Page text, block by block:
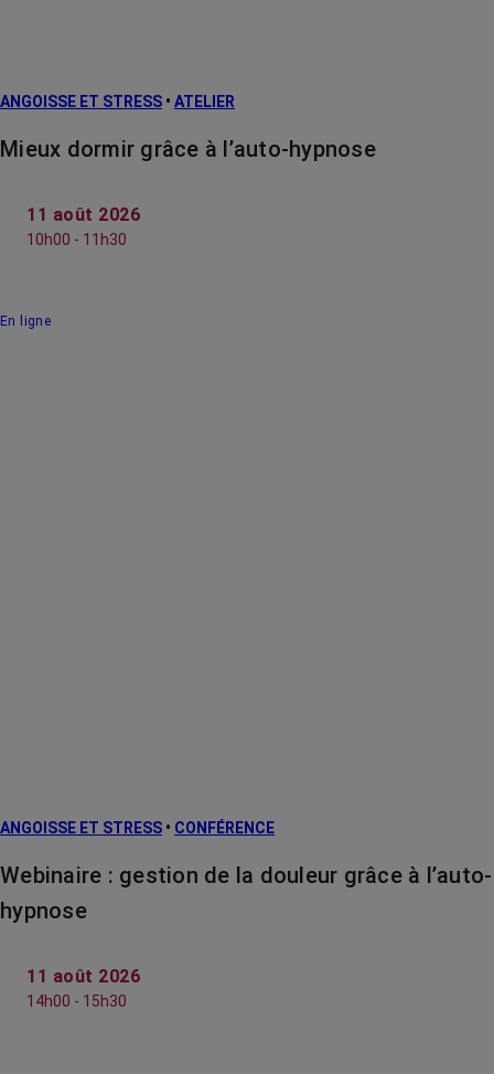
ANGOISSE ET STRESS • ATELIER
Mieux dormir grâce à l’auto-hypnose
11 août 2026
10h00 - 11h30
En ligne
ANGOISSE ET STRESS • CONFÉRENCE
Webinaire : gestion de la douleur grâce à l’auto-
hypnose
11 août 2026
14h00 - 15h30